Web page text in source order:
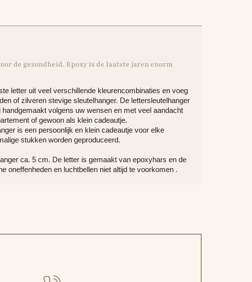
de gezondheid. Epoxy is de laatste jaren enorm
letter uit veel verschillende kleurencombinaties en voeg
of zilveren stevige sleutelhanger. De lettersleutelhanger
volgens uw wensen en met veel aandacht
of gewoon als klein cadeautje.
is een persoonlijk en klein cadeautje voor elke
stukken worden geproduceerd.
ca. 5 cm. De letter is gemaakt van epoxyhars en de
oneffenheden en luchtbellen niet altijd te voorkomen .